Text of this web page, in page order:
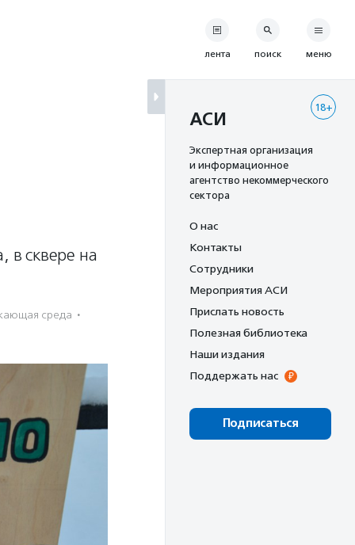
в сквере на
среда ·
лента поиск меню
18+
АСИ
Экспертная организация
и информационное
агентство некоммерческого
сектора
О нас
Контакты
Сотрудники
Мероприятия АСИ
Прислать новость
Полезная библиотека
Наши издания
Поддержать нас
Подписаться